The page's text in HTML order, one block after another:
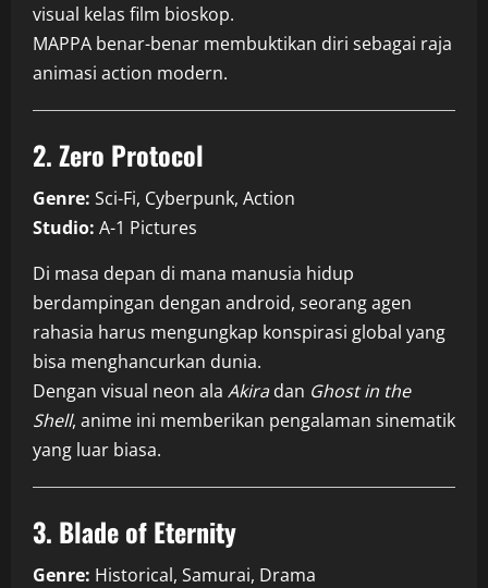
visual kelas film bioskop.
MAPPA benar-benar membuktikan diri sebagai raja
animasi action modern.
2. Zero Protocol
Genre: Sci-Fi, Cyberpunk, Action
Studio: A-1 Pictures
Di masa depan di mana manusia hidup
berdampingan dengan android, seorang agen
rahasia harus mengungkap konspirasi global yang
bisa menghancurkan dunia.
Dengan visual neon ala Akiradan Ghost in the
Shell, anime ini memberikan pengalaman sinematik
yang luar biasa.
3. Blade of Eternity
Genre: Historical, Samurai, Drama